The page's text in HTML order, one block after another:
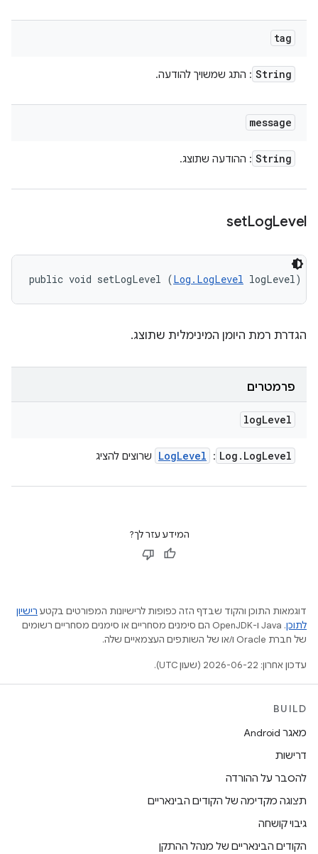
tag
String : התג שמשויך להודעה.
message
String : ההודעה שתוצג.
setLogLevel
public void setLogLevel (Log.LogLevel logLevel)
הגדרת רמת היומן המינימלית שתוצג.
פרמטרים
logLevel
Log . LogLevel
:
LogLevel שרוצים להציג
המידע עזר לך?
דוגמאות התוכן והקוד שבדף הזה כפופות לרישיונות המפורטים בקטע רישיון
לתוכן
.‏ Java ו-OpenJDK הם סימנים מסחריים או סימנים מסחריים רשומים
של חברת Oracle ו/או של השותפים העצמאיים שלה.
עדכון אחרון: 2026-06-22 (שעון UTC).
BUILD
מאגר Android
דרישות
להסבר על ההורדה
תצוגה מקדימה של הקודים הבינאריים
גיבוי קושחה
הקודים הבינאריים של מנהל ההתקן